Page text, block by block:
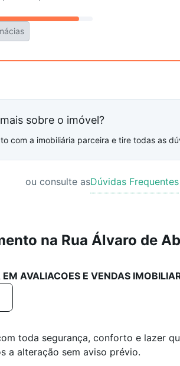
sobre o imóvel?
com a imobiliária parceira e tire todas as
ou consulte asDúvidas Frequentes
na Rua Álvaro de
AVALIACOES E VENDAS
toda segurança, conforto e lazer
a alteração sem aviso prévio.